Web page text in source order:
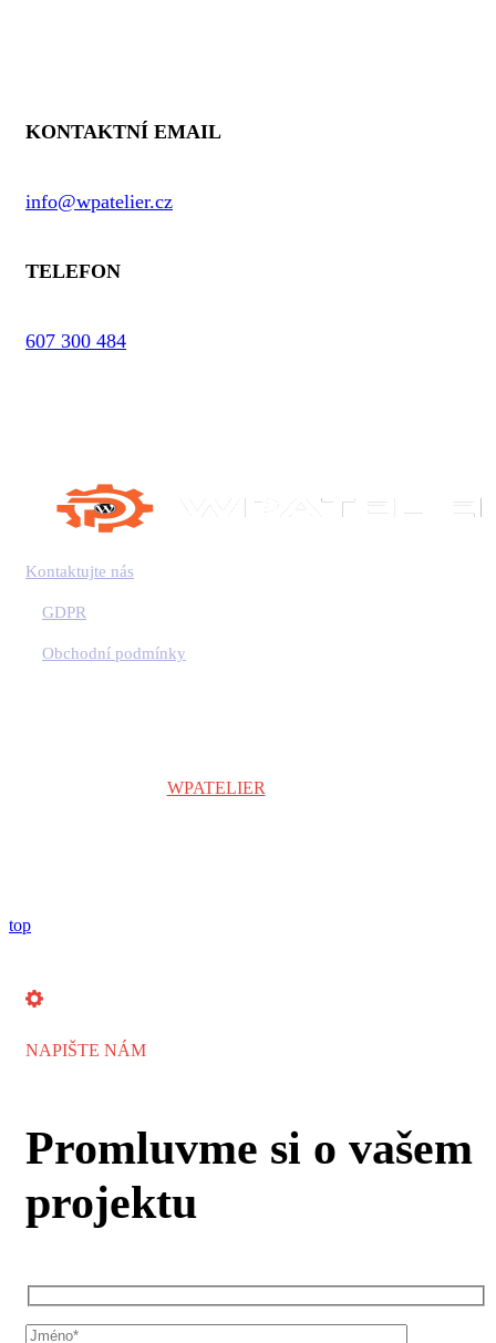
KONTAKTNÍ EMAIL
info@wpatelier.cz
TELEFON
607 300 484
Kontaktujte nás
GDPR
Obchodní podmínky
WPATELIER
top
NAPIŠTE NÁM
Promluvme si o vašem
projektu